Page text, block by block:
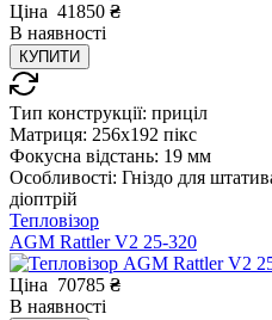
Ціна 41850 ₴
В наявності
КУПИТИ
Тип конструкції: приціл
Матриця: 256x192 пікс
Фокусна відстань: 19 мм
Особливості: Гніздо для
діоптрій
Тепловізор
AGM Rattler V2 25-320
Ціна 70785 ₴
В наявності